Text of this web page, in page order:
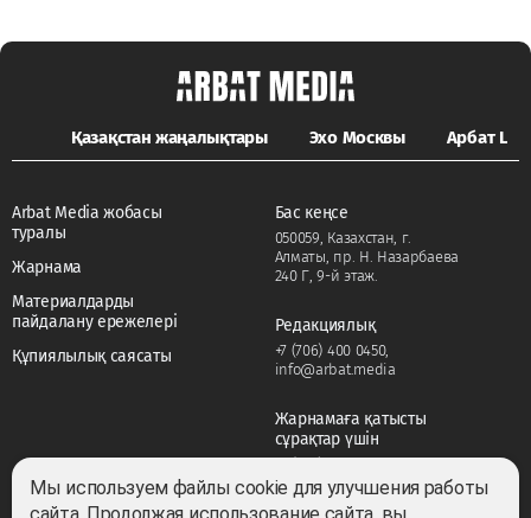
Қазақстан жаңалықтары Эхо Москвы Арбат LIFE
Arbat Media жобасы
туралы
Жарнама
Материалдарды
пайдалану ережелері
Құпиялылық саясаты
Бас кеңсе
050059, Казахстан, г.
Алматы, пр. Н. Назарбаева
240 Г, 9-й этаж.
Редакциялық
+7 (706) 400 0450,
info@arbat.media
Жарнамаға қатысты
сұрақтар үшін
adv@arbat.media
Мы используем файлы cookie для улучшения работы